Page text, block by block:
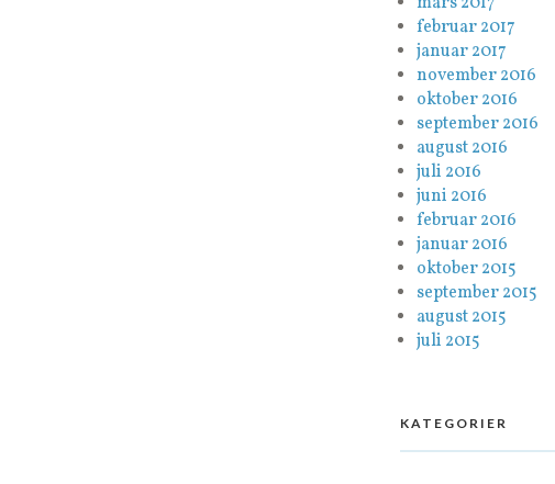
februar 2017
januar 2017
november 2016
oktober 2016
september 2016
august 2016
juli 2016
juni 2016
februar 2016
januar 2016
oktober 2015
september 2015
august 2015
juli 2015
KATEGORIER